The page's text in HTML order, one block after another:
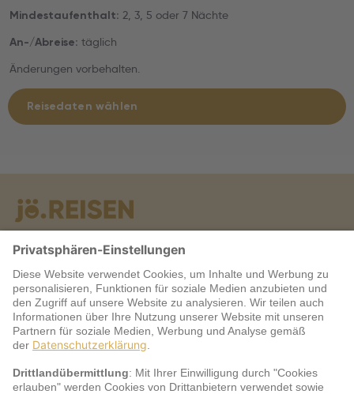
Mindestaufenthalt: 2, 3, 5 oder 7 Nächte
An-/Abreise: täglich
Änderungen vorbehalten.
Reisedaten wählen
Warum jö?
Service
jö Bonus Club Partner